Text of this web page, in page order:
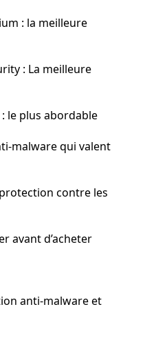
: la meilleure
: La meilleure
le plus abordable
malware qui valent
contre les
avant d’acheter
anti-malware et